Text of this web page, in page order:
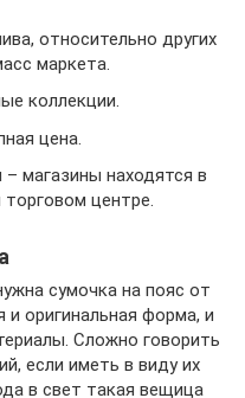
относительно других
маркета.
коллекции.
цена.
магазины находятся в
центре.
сумочка на пояс от
и оригинальная форма, и
Сложно говорить
если иметь в виду их
в свет такая вещица